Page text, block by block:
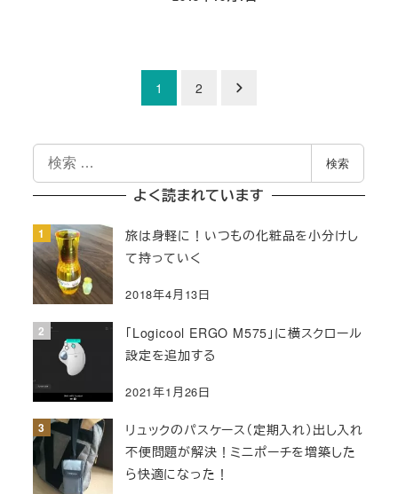
投稿日
の
ペ
ー
ジ
送
り
1 2
索
検索
よく読まれています
旅は身軽に！いつもの化粧品を小分けし
て持っていく
2018年4月13日
「Logicool ERGO M575」に横スクロール
設定を追加する
2021年1月26日
リュックのパスケース（定期入れ）出し入れ
不便問題が解決！ミニポーチを増築した
ら快適になった！